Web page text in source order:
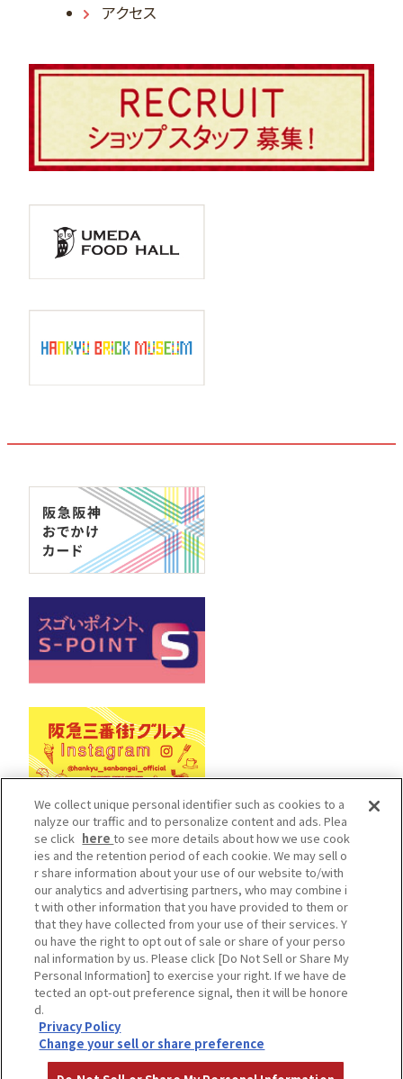
アクセス
Cookieポリシー
ソーシャルメディアポリシー
プライバシーポリシー
カスタマーハラスメントポリシー
施設従業員用サイト
Do Not Sell or Share My Personal Information
cHankyu Sanbangai All Rights Reserved.
We collect unique personal identifier such as cookies to a
nalyze our traffic and to personalize content and ads. Plea
se click hereto see more details about how we use cook
ies and the retention period of each cookie. We may sell o
r share information about your use of our website to/with
our analytics and advertising partners, who may combine i
t with other information that you have provided to them or
that they have collected from your use of their services. Y
ou have the right to opt out of sale or share of your perso
nal information by us. Please click [Do Not Sell or Share My
Personal Information] to exercise your right. If we have de
tected an opt-out preference signal, then it will be honore
d.
Privacy Policy
Change your sell or share preference